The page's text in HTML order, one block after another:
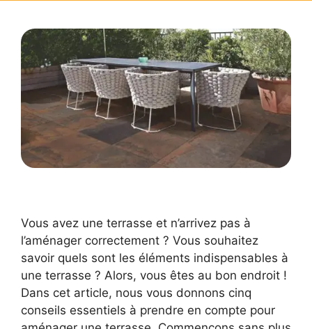
Vous avez une terrasse et n’arrivez pas à
l’aménager correctement ? Vous souhaitez
savoir quels sont les éléments indispensables à
une terrasse ? Alors, vous êtes au bon endroit !
Dans cet article, nous vous donnons cinq
conseils essentiels à prendre en compte pour